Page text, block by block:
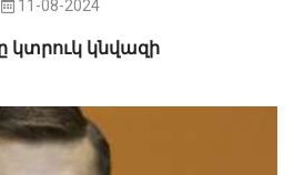
11-08-2024
կտրուկ կնվազի